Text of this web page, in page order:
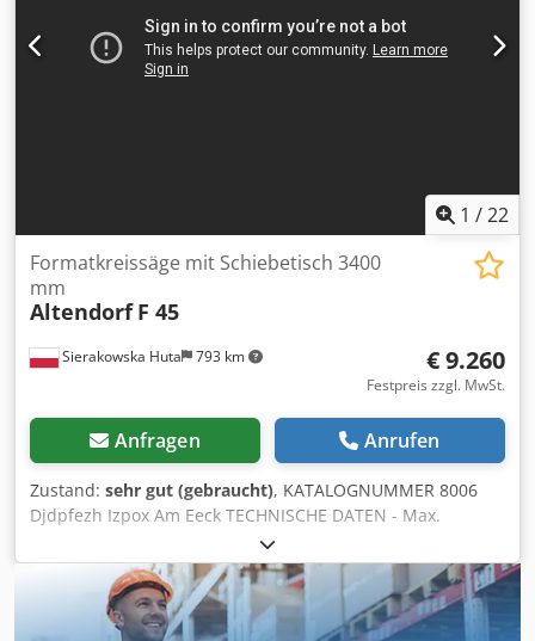
1 /22
Sierakowska Huta 793 km
Formatkreissäge mit Schiebetisch 3400
mm
Altendorf F 45
€ 9.260
Festpreis zzgl. MwSt.
Anfragen Anrufen
Zustand: sehr gut (gebraucht), KATALOGNUMMER 8006
Djdpfezh Izpox Am Eeck TECHNISCHE DATEN - Max.
Durchmesser des Hauptsägeblatts mit Vorritzer: 350 mm -
Max. Durchmesser des Hauptsägeblatts ohne Vorritzer:
450 mm - Schnitthöhe mit montiertem 350-mm-Sägeblatt:
100 mm - Elektrische Höhen- und Winkelverstellung des